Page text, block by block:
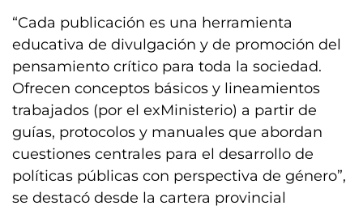
“Cada publicación es una herramienta
educativa de divulgación y de promoción del
pensamiento crítico para toda la sociedad.
Ofrecen conceptos básicos y lineamientos
trabajados (por el exMinisterio) a partir de
guías, protocolos y manuales que abordan
cuestiones centrales para el desarrollo de
políticas públicas con perspectiva de género”,
se destacó desde la cartera provincial